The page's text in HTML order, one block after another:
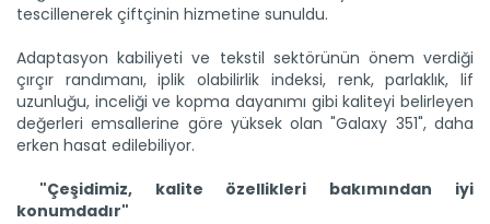
tescillenerek çiftçinin hizmetine sunuldu.
Adaptasyon kabiliyeti ve tekstil sektörünün önem verdiği
çırçır randımanı, iplik olabilirlik indeksi, renk, parlaklık, lif
uzunluğu, inceliği ve kopma dayanımı gibi kaliteyi belirleyen
değerleri emsallerine göre yüksek olan "Galaxy 351", daha
erken hasat edilebiliyor.
"Çeşidimiz, kalite özellikleri bakımından iyi
konumdadır"